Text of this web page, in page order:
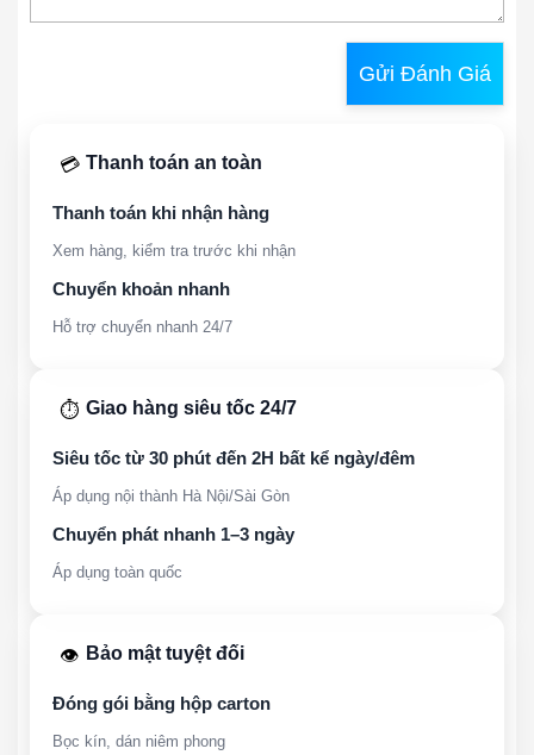
Gửi Đánh Giá
💳 Thanh toán an toàn
Thanh toán khi nhận hàng
Xem hàng, kiểm tra trước khi nhận
Chuyển khoản nhanh
Hỗ trợ chuyển nhanh 24/7
⏱️ Giao hàng siêu tốc 24/7
Siêu tốc từ 30 phút đến 2H bất kể ngày/đêm
Áp dụng nội thành Hà Nội/Sài Gòn
Chuyển phát nhanh 1–3 ngày
Áp dụng toàn quốc
👁️ Bảo mật tuyệt đối
Đóng gói bằng hộp carton
Bọc kín, dán niêm phong